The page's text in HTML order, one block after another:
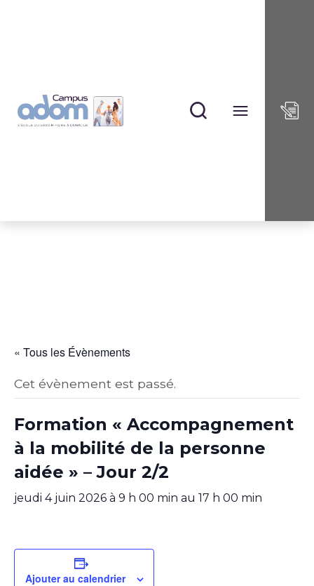
« Tous les Évènements
Cet évènement est passé.
Formation « Accompagnement
à la mobilité de la personne
aidée » – Jour 2/2
jeudi 4 juin 2026 à 9 h 00 min au 17 h 00 min
Ajouter au calendrier